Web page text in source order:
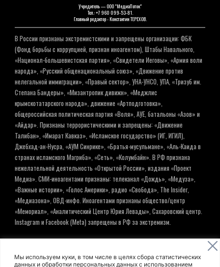
Мы используем куки, в том числе в целях сбора статистических
данных и обработки персональных данных с использованием
Учредитель — ООО "МедиаПоток"
Тел.: +7 960 099-53-81.
Главный редактор - Константин ТЕРЕХОВ.
В России признаны экстремистскими и запрещены организации: ФБК
(Фонд борьбы с коррупцией, признан иноагентом), Штабы Навального,
«Национал-большевистская партия», «Свидетели Иеговы», «Армия воли
народа», «Русский общенациональный союз», «Движение против
нелегальной иммиграции», «Правый сектор», УНА-УНСО, УПА, «Тризуб им.
Степана Бандеры», «Мизантропик дивижн», «Меджлис
крымскотатарского народа», движение «Артподготовка»,
общероссийская политическая партия «Воля», АУЕ, батальоны «Азов» и
«Айдар». Признаны террористическими и запрещены: «Движение
Талибан», «Имарат Кавказ», «Исламское государство» (ИГ, ИГИЛ),
Джебхад-ан-Нусра, «АУМ Синрике», «Братья-мусульмане», «Аль-Каида в
странах исламского Магриба», «Сеть», «Колумбайн». В РФ признана
нежелательной деятельность «Открытой России», издания «Проект
Медиа». СМИ-иноагентами признаны: телеканал «Дождь», «Медуза»,
«Важные истории», «Голос Америки», радио «Свобода», The Insider,
«Медиазона», ОВД-инфо. Иноагентами признаны общество/центр
«Мемориал», «Аналитический Центр Юрия Левады», Сахаровский центр.
Instagram и Facebook (Metа) запрещены в РФ за экстремизм.
© ИНФОРМАЦИОННОЕ АГЕНТСТВО ЕЛЬ